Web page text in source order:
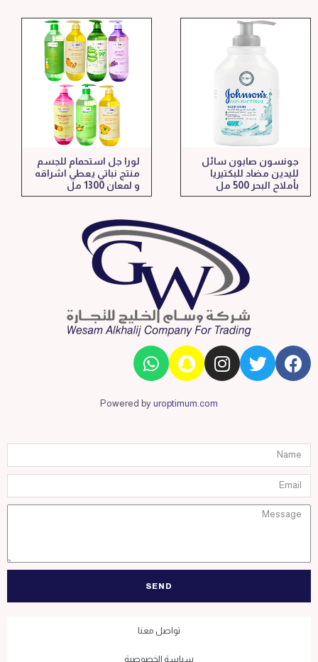
جونسون صابون سائل
لليدين مضاد للبكتيريا
بأملاح البحر 500 مل
لورا جل استحمام للجسم
منتج نباتي يعطي اشراقه
و لمعان 1300 مل
Powered by uroptimum.com
SEND
تواصل معنا
سياسة الخصوصية